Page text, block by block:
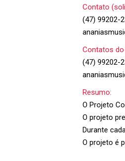
Contato
(47) 99202-
Contatos
(47) 99202-
Resumo:
O Projeto
O projeto
Durante
O projeto é